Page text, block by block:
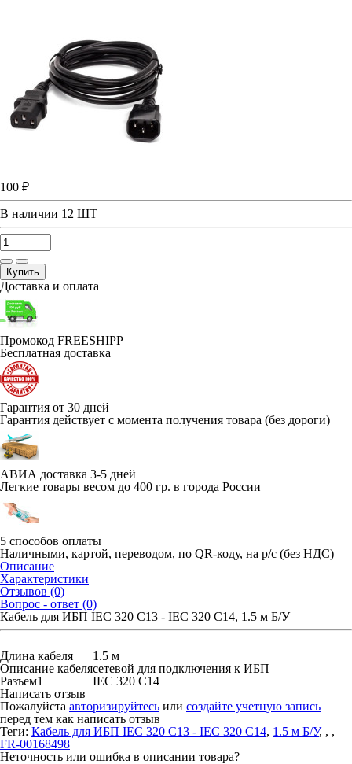
100 ₽
В наличии 12 ШТ
Купить
Доставка и оплата
Промокод FREESHIPP
Бесплатная доставка
Гарантия от 30 дней
Гарантия действует с момента получения товара (без дороги)
АВИА доставка 3-5 дней
Легкие товары весом до 400 гр. в города России
5 способов оплаты
Наличными, картой, переводом, по QR-коду, на р/с (без НДС)
Описание
Характеристики
Отзывов (0)
Вопрос - ответ (0)
Кабель для ИБП IEC 320 C13 - IEC 320 C14, 1.5 м Б/У
Длина кабеля
1.5 м
Описание кабелясетевой для подключения к ИБП
Разъем1
IEC 320 C14
Написать отзыв
Пожалуйста авторизируйтесь или создайте учетную запись
перед тем как написать отзыв
Теги: Кабель для ИБП IEC 320 C13 - IEC 320 C14, 1.5 м Б/У, , ,
FR-00168498
Неточность или ошибка в описании товара?